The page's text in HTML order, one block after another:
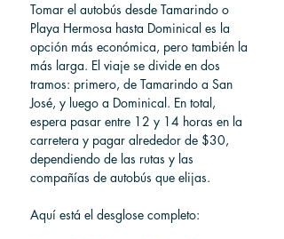
Tomar el autobús desde Tamarindo o
Playa Hermosa hasta Dominical es la
opción más económica, pero también la
más larga. El viaje se divide en dos
tramos: primero, de Tamarindo a San
José, y luego a Dominical. En total,
espera pasar entre 12 y 14 horas en la
carretera y pagar alrededor de $30,
dependiendo de las rutas y las
compañías de autobús que elijas.
Aquí está el desglose completo: